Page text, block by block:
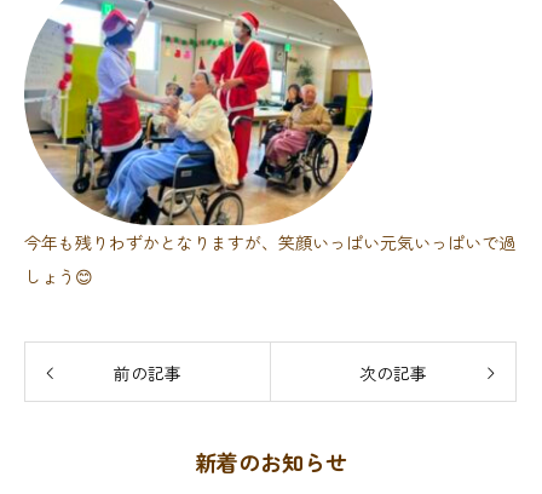
今年も残りわずかとなりますが、笑顔いっぱい元気いっぱいで過
しょう😊
前の記事 次の記事
新着のお知らせ